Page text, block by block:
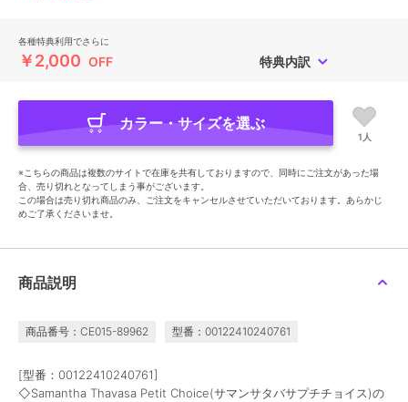
各種特典利用でさらに
￥2,000 OFF 特典内訳
カラー・サイズを選ぶ
1人
※こちらの商品は複数のサイトで在庫を共有しておりますので、同時にご注文があった場
合、売り切れとなってしまう事がございます。
この場合は売り切れ商品のみ、ご注文をキャンセルさせていただいております。あらかじ
めご了承くださいませ。
商品説明
商品番号：CE015-89962 型番：00122410240761
[型番：00122410240761]
◇Samantha Thavasa Petit Choice(サマンサタバサプチチョイス)の